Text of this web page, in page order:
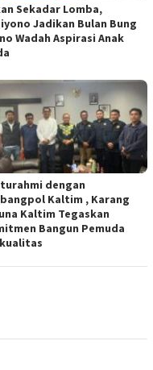
Sekadar Lomba,
Jadikan Bulan Bung
Wadah Aspirasi Anak
dengan
Kaltim , Karang
Kaltim Tegaskan
Bangun Pemuda